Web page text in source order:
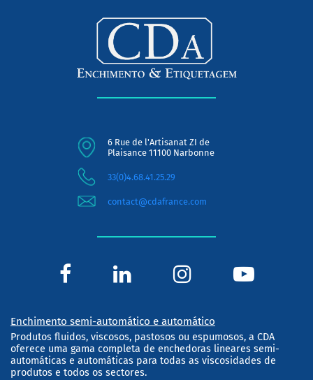
6 Rue de l'Artisanat ZI de
Plaisance 11100 Narbonne
33(0)4.68.41.25.29
contact@cdafrance.com
Enchimento semi-automático e automático
Produtos fluidos, viscosos, pastosos ou espumosos, a CDA
oferece uma gama completa de enchedoras lineares semi-
automáticas e automáticas para todas as viscosidades de
produtos e todos os sectores.